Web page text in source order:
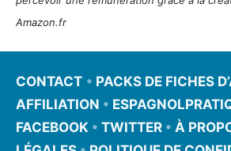
Amazon.fr
CONTACT • PACKS DE FICHES
AFFILIATION •
FACEBOOK • TWITTER • À